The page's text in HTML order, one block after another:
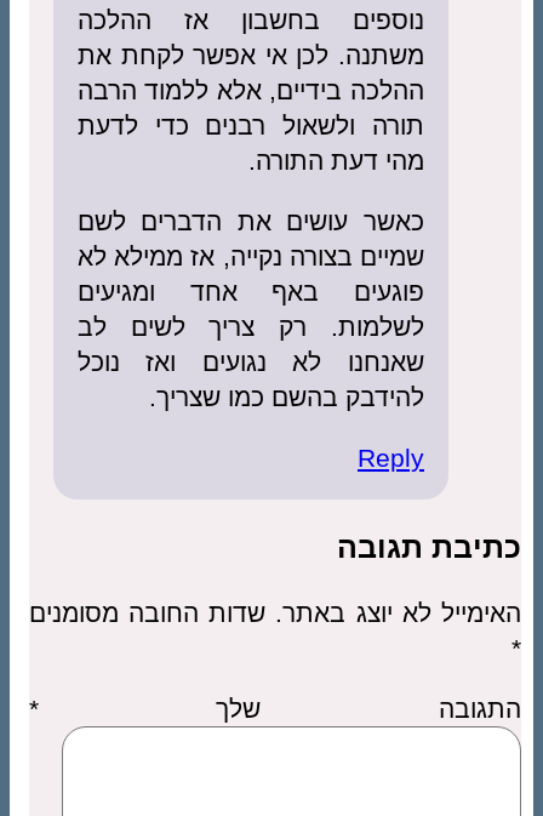
נוספים בחשבון אז ההלכה
משתנה. לכן אי אפשר לקחת את
ההלכה בידיים, אלא ללמוד הרבה
תורה ולשאול רבנים כדי לדעת
מהי דעת התורה.
כאשר עושים את הדברים לשם
שמיים בצורה נקייה, אז ממילא לא
פוגעים באף אחד ומגיעים
לשלמות. רק צריך לשים לב
שאנחנו לא נגועים ואז נוכל
להידבק בהשם כמו שצריך.
Reply
כתיבת תגובה
האימייל לא יוצג באתר. שדות החובה מסומנים
*
התגובה שלך*